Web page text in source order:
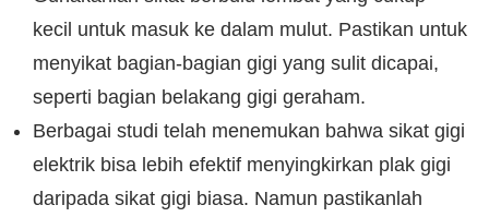
kecil untuk masuk ke dalam mulut. Pastikan untuk
menyikat bagian-bagian gigi yang sulit dicapai,
seperti bagian belakang gigi geraham.
Berbagai studi telah menemukan bahwa sikat gigi
elektrik bisa lebih efektif menyingkirkan plak gigi
daripada sikat gigi biasa. Namun pastikanlah